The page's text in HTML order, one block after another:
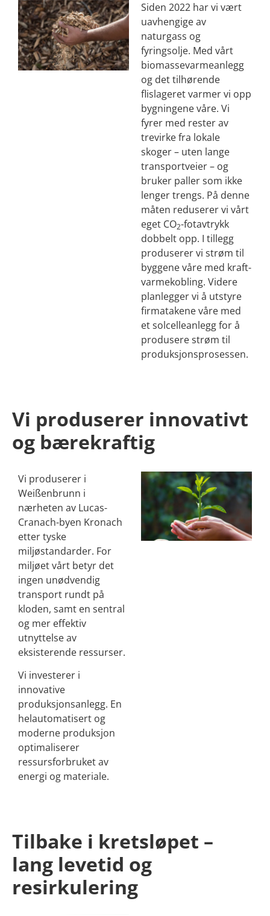
Siden 2022 har vi vært
uavhengige av
naturgass og
fyringsolje. Med vårt
biomassevarmeanlegg
og det tilhørende
flislageret varmer vi opp
bygningene våre. Vi
fyrer med rester av
trevirke fra lokale
skoger – uten lange
transportveier – og
bruker paller som ikke
lenger trengs. På denne
måten reduserer vi vårt
eget CO2-fotavtrykk
dobbelt opp. I tillegg
produserer vi strøm til
byggene våre med kraft-
varmekobling. Videre
planlegger vi å utstyre
firmatakene våre med
et solcelleanlegg for å
produsere strøm til
produksjonsprosessen.
Vi produserer innovativt
og bærekraftig
Vi produserer i
Weißenbrunn i
nærheten av Lucas-
Cranach-byen Kronach
etter tyske
miljøstandarder. For
miljøet vårt betyr det
ingen unødvendig
transport rundt på
kloden, samt en sentral
og mer effektiv
utnyttelse av
eksisterende ressurser.
Vi investerer i
innovative
produksjonsanlegg. En
helautomatisert og
moderne produksjon
optimaliserer
ressursforbruket av
energi og materiale.
Tilbake i kretsløpet –
lang levetid og
resirkulering